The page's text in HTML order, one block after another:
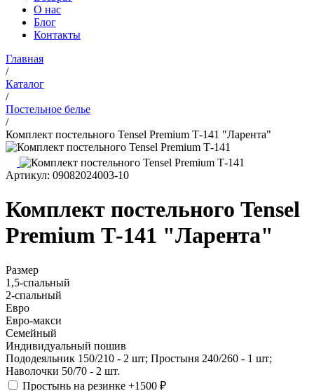
О нас
Блог
Контакты
Главная
/
Каталог
/
Постельное белье
/
Комплект постельного Tensel Premium Т-141 "Ларента"
Артикул: 09082024003-10
Комплект постельного Tensel
Premium Т-141 "Ларента"
Размер
1,5-спальный
2-спальный
Евро
Евро-макси
Семейный
Индивидуальный пошив
Пододеяльник 150/210 - 2 шт; Простыня 240/260 - 1 шт;
Наволочки 50/70 - 2 шт.
Простынь на резинке +1500 ₽